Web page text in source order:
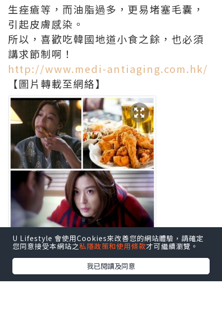
生痤瘡等，而油脂過多，更易堵塞毛囊，
引起皮膚感染。
所以，喜歡吃韓國地道小食之餘，也必須
講求節制啊！
http://www.medi-antiaging.com.hk/
【圖片轉載至網絡】
U Lifestyle 會使用Cookies來改善您的網站體驗，請確定
您同意接受本網站之私隱政策和使用條款才可繼續瀏覽。
我已閱讀及同意